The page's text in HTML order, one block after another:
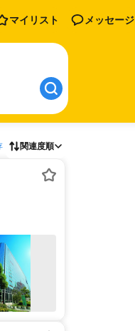
マイリスト メッセージ
関連度順